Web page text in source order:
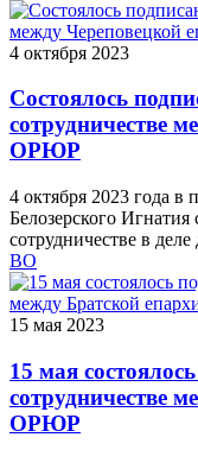
4 октября 2023
Состоялось
сотрудничестве
ОРЮР
4 октября 2023 года в
Белозерского
сотрудничестве в
ВО
15 мая 2023
15 мая
сотрудничестве
ОРЮР